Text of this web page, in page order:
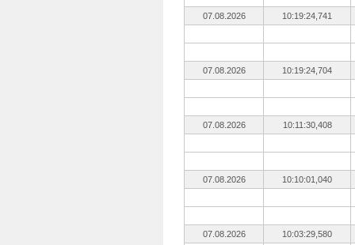
07.08.2026 10:19:24,741
07.08.2026 10:19:24,704
07.08.2026 10:11:30,408
07.08.2026 10:10:01,040
07.08.2026 10:03:29,580